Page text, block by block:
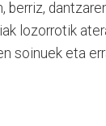
berriz,
lozorrotik
soinuek eta